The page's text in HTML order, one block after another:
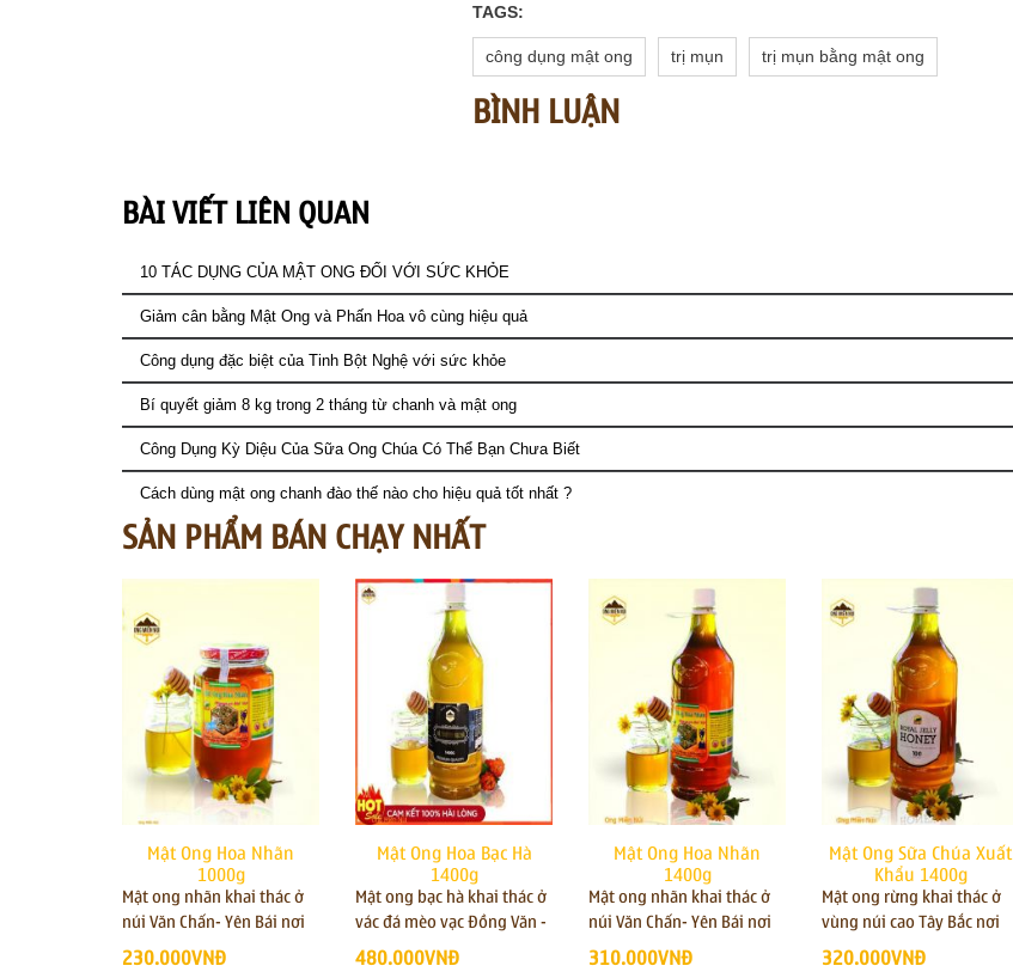
TAGS:
công dụng mật ong trị mụn trị mụn bằng mật ong
BÌNH LUẬN
BÀI VIẾT LIÊN QUAN
10 TÁC DỤNG CỦA MẬT ONG ĐỐI VỚI SỨC KHỎE
Giảm cân bằng Mật Ong và Phấn Hoa vô cùng hiệu quả
Công dụng đặc biệt của Tinh Bột Nghệ với sức khỏe
Bí quyết giảm 8 kg trong 2 tháng từ chanh và mật ong
Công Dụng Kỳ Diệu Của Sữa Ong Chúa Có Thể Bạn Chưa Biết
Cách dùng mật ong chanh đào thế nào cho hiệu quả tốt nhất ?
SẢN PHẨM BÁN CHẠY NHẤT
Mật Ong Hoa Nhãn
1000g
Mật ong nhãn khai thác ở
núi Văn Chấn- Yên Bái nơi
có rừng nhãn bạt ngàn,
230.000VNĐ
Mật Ong Hoa Bạc Hà
1400g
Mật ong bạc hà khai thác ở
vác đá mèo vạc Đồng Văn -
Hà Giang ,công dụng mật
480.000VNĐ
Mật Ong Hoa Nhãn
1400g
Mật ong nhãn khai thác ở
núi Văn Chấn- Yên Bái nơi
có rừng nhãn bạt ngàn,
310.000VNĐ
Mật Ong Sữa Chúa Xuất
Khẩu 1400g
Mật ong rừng khai thác ở
vùng núi cao Tây Bắc nơi
có nhiều nguồn hoa dược
320.000VNĐ